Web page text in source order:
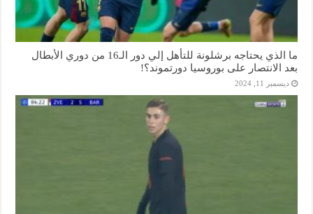
ما الذي يحتاجه برشلونة للتأهل إلي دور الـ16 من دوري الأبطال
بعد الانتصار على بوروسيا دورتموند؟!
ديسمبر 11, 2024